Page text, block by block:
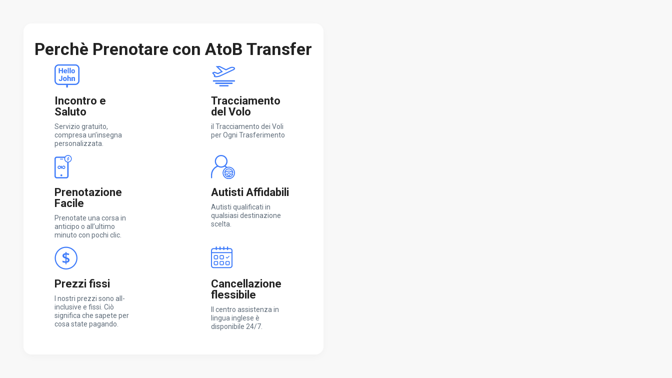
Perchè Prenotare con AtoB Transfer
Incontro e
Saluto
Servizio gratuito,
compresa un’insegna
personalizzata.
Tracciamento
del Volo
il Tracciamento dei Voli
per Ogni Trasferimento
Prenotazione
Facile
Prenotate una corsa in
anticipo o all’ultimo
minuto con pochi clic.
Autisti Affidabili
Autisti qualificati in
qualsiasi destinazione
scelta.
Prezzi fissi
I nostri prezzi sono all-
inclusive e fissi. Ciò
significa che sapete per
cosa state pagando.
Cancellazione
flessibile
Il centro assistenza in
lingua inglese è
disponibile 24/7.